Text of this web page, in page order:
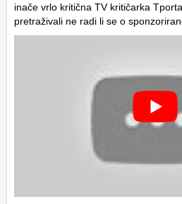
inače vrlo kritična TV kritičarka
pretraživali ne radi li se o